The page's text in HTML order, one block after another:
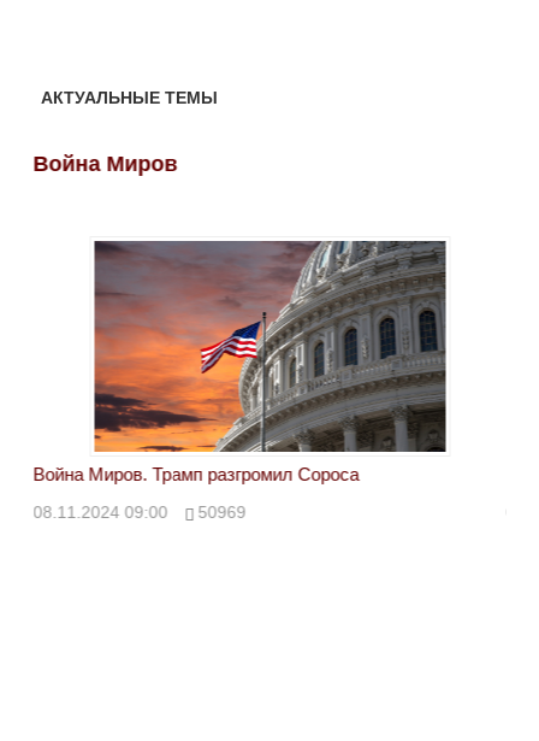
АКТУАЛЬНЫЕ ТЕМЫ
Война Миров
Война Миров. Трамп разгромил Сороса
08.11.2024 09:00 50969